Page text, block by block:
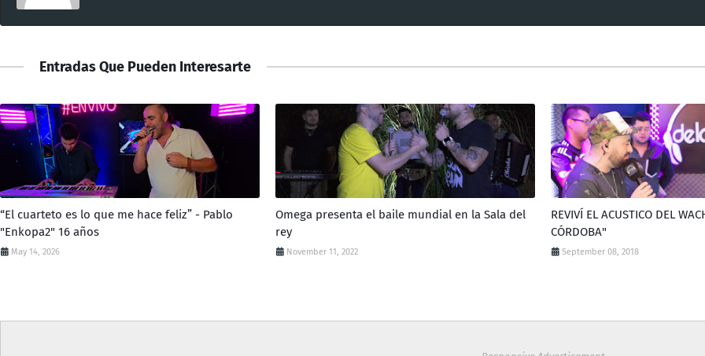
Entradas Que Pueden Interesarte
“El cuarteto es lo que me hace feliz” - Pablo
"Enkopa2" 16 años
May 14, 2026
Omega presenta el baile mundial en la Sala del
rey
November 11, 2022
REVIVÍ EL ACUSTICO DEL
CÓRDOBA"
September 08, 2018